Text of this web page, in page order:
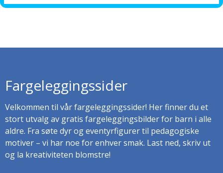
Fargeleggingssider
Velkommen til vår fargeleggingssider! Her finner du et
stort utvalg av gratis fargeleggingsbilder for barn i alle
aldre. Fra søte dyr og eventyrfigurer til pedagogiske
motiver – vi har noe for enhver smak. Last ned, skriv ut
og la kreativiteten blomstre!